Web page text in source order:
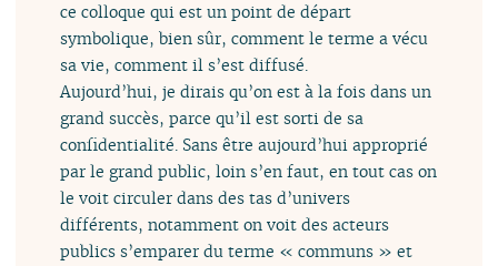
ce colloque qui est un point de départ
symbolique, bien sûr, comment le terme a vécu
sa vie, comment il s’est diffusé.
Aujourd’hui, je dirais qu’on est à la fois dans un
grand succès, parce qu’il est sorti de sa
confidentialité. Sans être aujourd’hui approprié
par le grand public, loin s’en faut, en tout cas on
le voit circuler dans des tas d’univers
différents, notamment on voit des acteurs
publics s’emparer du terme « communs » et